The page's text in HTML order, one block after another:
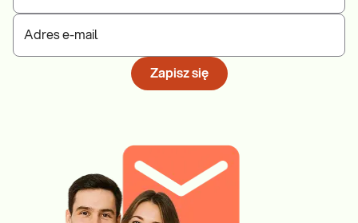
Adres e-mail
Zapisz się